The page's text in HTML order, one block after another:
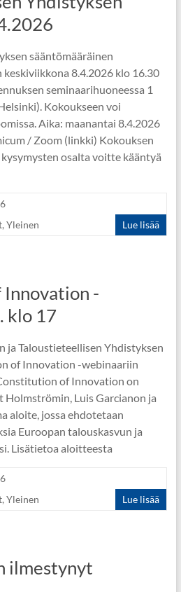
sääntömääräinen
8.4.2026 klo 16.30
seminaarihuoneessa 1
Kokoukseen voi
Aika: maanantai 8.4.2026
/ Zoom (linkki) Kokouksen
osalta voitte kääntyä
, Yleinen Lue lisää
-
klo 17
ja Taloustieteellisen Yhdistyksen
of Innovation -webinaariin
of Innovation on
Luis Garcianon ja
aloite, jossa ehdotetaan
Euroopan talouskasvun ja
Lisätietoa aloitteesta
, Yleinen Lue lisää
ilmestynyt